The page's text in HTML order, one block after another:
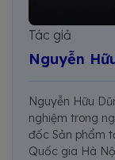
Tác giả
Nguyễn
Nguyễn Hữu
nghiệm trong
đốc Sản phẩm
Quốc gia Hà